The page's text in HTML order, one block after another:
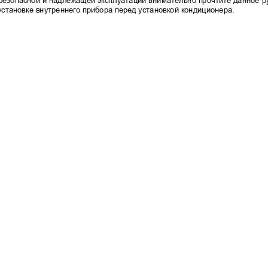
внутреннего прибора перед установкой кондиционера.